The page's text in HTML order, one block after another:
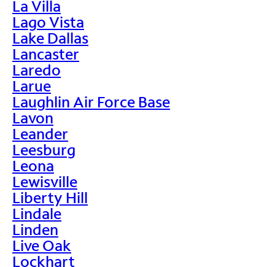
La Villa
Lago Vista
Lake Dallas
Lancaster
Laredo
Larue
Laughlin Air Force Base
Lavon
Leander
Leesburg
Leona
Lewisville
Liberty Hill
Lindale
Linden
Live Oak
Lockhart